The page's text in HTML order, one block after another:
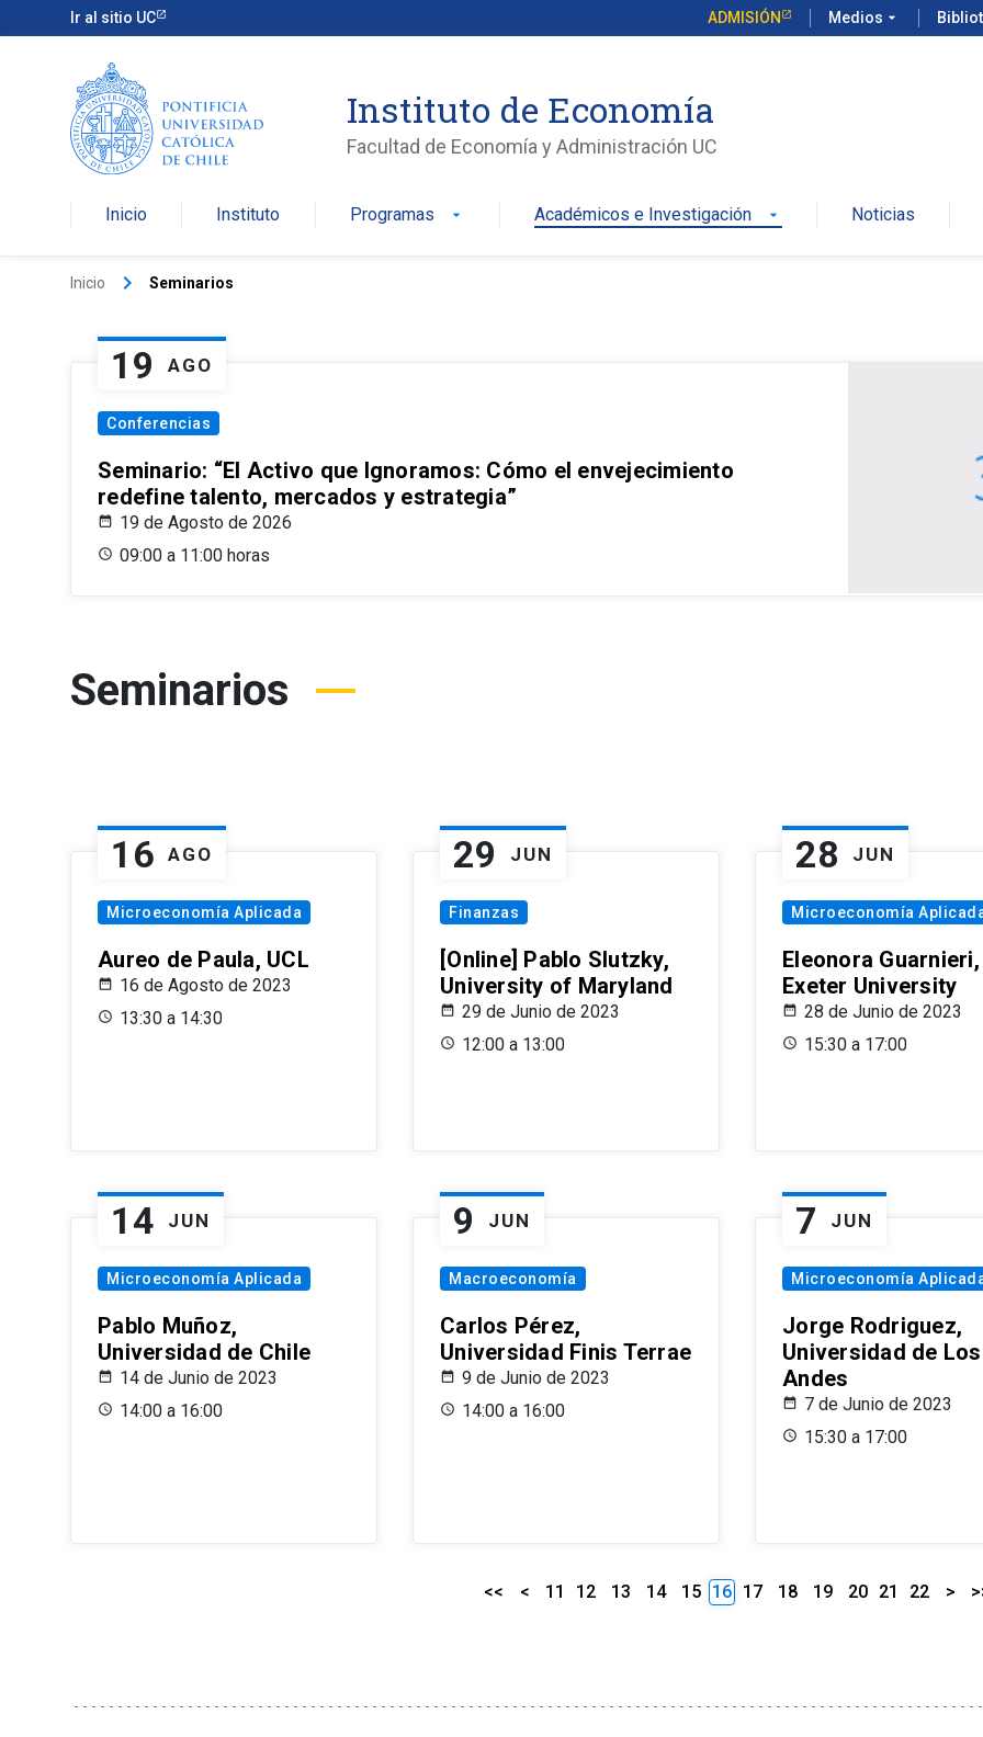
Ir al sitio UC ADMISIÓN Medios arrow_drop_down
Instituto de Economía
Facultad de Economía y Administración UC
Inicio Instituto Programas arrow_drop_down Académicos e Investigación arrow_drop_down Noticias
Inicio keyboard_arrow_right Seminarios
19 AGO
Conferencias
Seminario: “El Activo que Ignoramos: Cómo el envejecimiento
redefine talento, mercados y estrategia”
19 de Agosto de 2026
09:00 a 11:00 horas
Seminarios
16 AGO
Microeconomía Aplicada
Aureo de Paula, UCL
16 de Agosto de 2023
13:30 a 14:30
29 JUN
Finanzas
[Online] Pablo Slutzky,
University of Maryland
29 de Junio de 2023
12:00 a 13:00
28 JUN
Microeconomía
Eleonora Guarnieri,
Exeter University
28 de Junio de 2023
15:30 a 17:00
14 JUN
Microeconomía Aplicada
Pablo Muñoz,
Universidad de Chile
14 de Junio de 2023
14:00 a 16:00
9 JUN
Macroeconomía
Carlos Pérez,
Universidad Finis Terrae
9 de Junio de 2023
14:00 a 16:00
7 JUN
Microeconomía
Jorge Rodriguez,
Universidad de Los
Andes
7 de Junio de 2023
15:30 a 17:00
<< < 11 12 13 14 15 16 17 18 19 20 21 22 >